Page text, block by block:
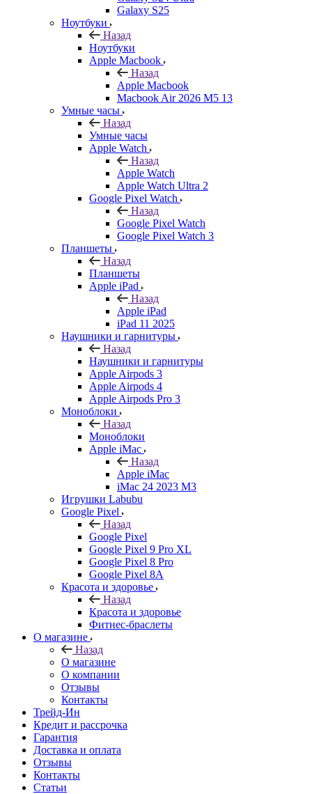
Galaxy S25
Ноутбуки
Назад
Ноутбуки
Apple Macbook
Назад
Apple Macbook
Macbook Air 2026 M5 13
Умные часы
Назад
Умные часы
Apple Watch
Назад
Apple Watch
Apple Watch Ultra 2
Google Pixel Watch
Назад
Google Pixel Watch
Google Pixel Watch 3
Планшеты
Назад
Планшеты
Apple iPad
Назад
Apple iPad
iPad 11 2025
Наушники и гарнитуры
Назад
Наушники и гарнитуры
Apple Airpods 3
Apple Airpods 4
Apple Airpods Pro 3
Моноблоки
Назад
Моноблоки
Apple iMac
Назад
Apple iMac
iMac 24 2023 M3
Игрушки Labubu
Google Pixel
Назад
Google Pixel
Google Pixel 9 Pro XL
Google Pixel 8 Pro
Google Pixel 8A
Красота и здоровье
Назад
Красота и здоровье
Фитнес-браслеты
О магазине
Назад
О магазине
О компании
Отзывы
Контакты
Трейд-Ин
Кредит и рассрочка
Гарантия
Доставка и оплата
Отзывы
Контакты
Статьи